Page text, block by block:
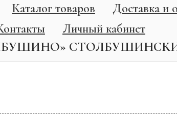
Каталог товаров Доставка и
Личный кабинет